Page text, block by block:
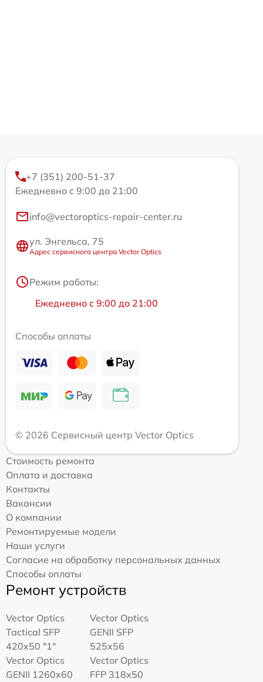
+7 (351) 200-51-37
Ежедневно с 9:00 до 21:00
info@vectoroptics-repair-center.ru
ул. Энгельса, 75
Адрес сервисного центра Vector Optics
Режим работы:
Ежедневно с 9:00 до 21:00
Способы оплаты
© 2026 Сервисный центр Vector Optics
Стоимость ремонта
Оплата и доставка
Контакты
Вакансии
О компании
Ремонтируемые модели
Наши услуги
Согласие на обработку персональных данных
Способы оплаты
Ремонт устройств
Vector Optics
Tactical SFP
420x50 "1"
Vector Optics
GENII SFP
525x56
Vector Optics
GENII 1260x60
Vector Optics
FFP 318x50